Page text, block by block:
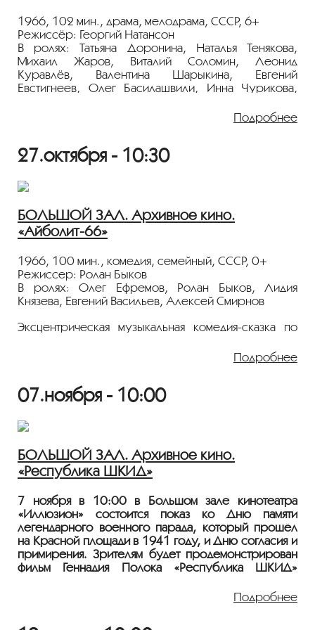
Госфильмофонда России.
Лента представлена в рамках
программы«ПЕРСОНА. Юлий Карасик».
1966, 102 мин., драма, мелодрама, СССР, 6+
Режиссёр: Георгий Натансон
В ролях: Татьяна Доронина, Наталья Тенякова,
Михаил Жаров, Виталий Соломин, Леонид
Куравлёв, Валентина Шарыкина, Евгений
Евстигнеев, Олег Басилашвили, Инна Чурикова,
Мелодрама по пьесе Александра Володина.
который взял их из детского дома и искренне
мечтает о счастливой жизни для каждой. Девушки
часто следуют его советам, но это не приносит им
счастья. Старшая сестра жертвует всем, чтобы
младшая стала актрисой, — и лишь спустя годы
понимает, что напрасно отказывалась от своей
мечты и судьбы...
Показ пройдёт с плёнки 35 мм из коллекции
Госфильмофонда России.
Лента представлена в рамках программы
Подробнее
27.октября - 10:30
БОЛЬШОЙ ЗАЛ. Архивное кино.
«Айболит-66»
1966, 100 мин., комедия, семейный, СССР, 0+
Режиссер: Ролан Быков
В ролях: Олег Ефремов, Ролан Быков, Лидия
Князева, Евгений Васильев, Алексей Смирнов
Эксцентрическая музыкальная комедия-сказка по
рассказывает о добром докторе Айболите,
отправившемся в Африку на помощь больным
трогательная обезьянка Чичи и отважная собака
Авва. Помешать им пытается разбойник Бармалей
со своими совсем не страшными помощниками.
Показ пройдёт с плёнки 35 мм из коллекции
Госфильмофонда России.
программ «ПЕРСОНА. Ролан Быков» и«ЮНЫЙ
ЗРИТЕЛЬ».
Подробнее
07.ноября - 10:00
БОЛЬШОЙ ЗАЛ. Архивное кино.
«Республика ШКИД»
7 ноября в 10:00 в Большом зале кинотеатра
«Иллюзион» состоится показ ко Дню памяти
легендарного военного парада, который прошёл
на Красной площади в 1941 году, и Дню согласия и
примирения. Зрителям будет продемонстрирован
фильм Геннадия Полока «Республика ШКИД»
1966, 103 мин., драма, комедия, СССР , 0+
Подробнее